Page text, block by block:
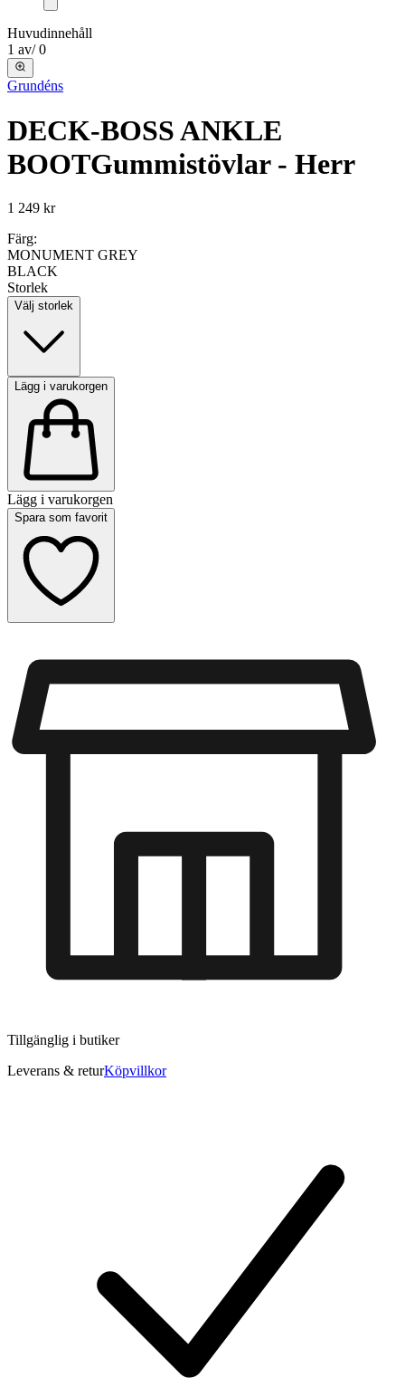
Huvudinnehåll
1 av/ 0
Grundéns
DECK-BOSS ANKLE
BOOTGummistövlar - Herr
1 249 kr
Färg:
MONUMENT GREY
BLACK
Storlek
Välj storlek
Lägg i varukorgen
Lägg i varukorgen
Spara som favorit
Tillgänglig i butiker
Leverans & returKöpvillkor